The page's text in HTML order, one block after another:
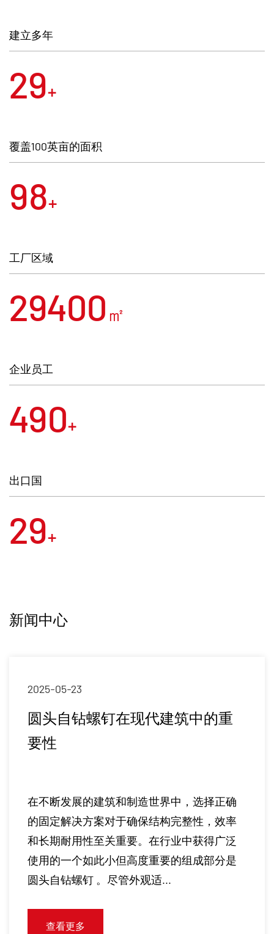
了较大的进步和发展。
得了企业的发展。目前，公司是"中国五金制品
业”，ISO9001质量体系认证企业";公司的"超越"牌
产品被评为"中国著名品牌"，并且公司连续多年
被市委、市政府及行政管理部门评为"优秀企
业""文明私营企业""诚信经营企业""外贸出口先进
建立多年
30+
覆盖100英亩的面积
100
工厂区域
30000 ㎡
企业员工
500+
出口国
30+
新闻中心
2025-05-23
圆头自钻螺钉在现代建筑中的重
要性
在不断发展的建筑和制造世界中，选择正确
的固定解决方案对于确保结构完整性，效率
和长期耐用性至关重要。在行业中获得广泛
使用的一个如此小但高度重要的组成部分是
圆头自钻螺钉 。尽管外观适...
查看更多